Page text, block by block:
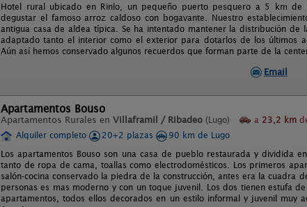
Hotel rural ubicado en Rinlo, un pequeño puerto pesquero a 5 km
degustar el famoso arroz caldoso con bogavante. Nuestro
antigua casa de aldea típica. Se ha intentado mantener la distribución
adaptado tanto el interior como el exterior para dotarlos de los últimos
Aún así hemos conservado algunos recuerdos que forman parte de la
Email
Apartamentos Bouso
Apartamentos Rurales en Villaframil / Ribadeo (Lugo) a 23,2 km
Alquiler completo
20+2 plazas
90 km de Lugo
Los apartamentos Bouso son una casa de pueblo restaurada y dividida
tanto de ropa de cama, toallas como electrodomésticos. Los primeros
salón-cocina conservado la piedra de la construcción, antes era la cuadra
personas es mas moderno y con un toque juvenil. Los dos tienen estufa
apartamentos, todos ellos decorados en un estilo informal y juvenil muy